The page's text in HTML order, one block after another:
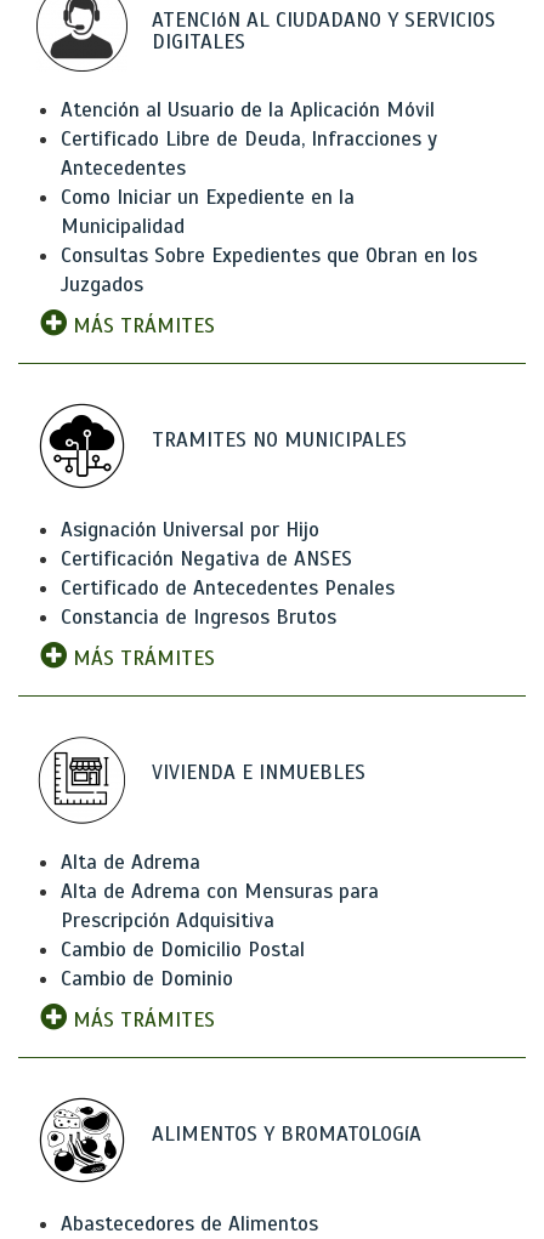
ATENCIóN AL CIUDADANO Y SERVICIOS
DIGITALES
Atención al Usuario de la Aplicación Móvil
Certificado Libre de Deuda, Infracciones y
Antecedentes
Como Iniciar un Expediente en la
Municipalidad
Consultas Sobre Expedientes que Obran en los
Juzgados
MÁS TRÁMITES
TRAMITES NO MUNICIPALES
Asignación Universal por Hijo
Certificación Negativa de ANSES
Certificado de Antecedentes Penales
Constancia de Ingresos Brutos
MÁS TRÁMITES
VIVIENDA E INMUEBLES
Alta de Adrema
Alta de Adrema con Mensuras para
Prescripción Adquisitiva
Cambio de Domicilio Postal
Cambio de Dominio
MÁS TRÁMITES
ALIMENTOS Y BROMATOLOGíA
Abastecedores de Alimentos